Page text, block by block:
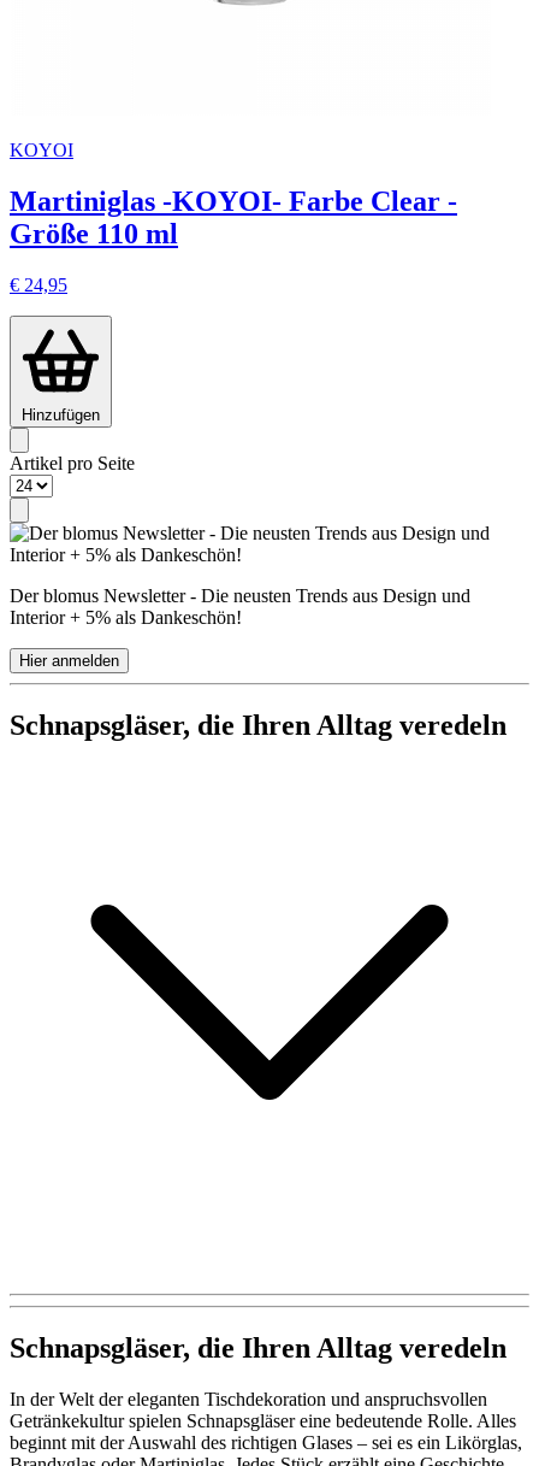
KOYOI
Martiniglas -KOYOI- Farbe Clear -
Größe 110 ml
€ 24,95
Hinzufügen
Artikel pro Seite
Der blomus Newsletter - Die neusten Trends aus Design und
Interior + 5% als Dankeschön!
Hier anmelden
Schnapsgläser, die Ihren Alltag veredeln
Schnapsgläser, die Ihren Alltag veredeln
In der Welt der eleganten Tischdekoration und anspruchsvollen
Getränkekultur spielen Schnapsgläser eine bedeutende Rolle. Alles
beginnt mit der Auswahl des richtigen Glases – sei es ein Likörglas,